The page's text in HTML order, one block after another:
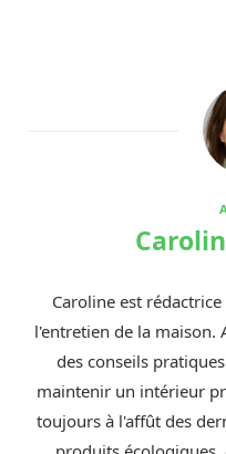
Caroline est
l'entretien de la maison.
des conseils
maintenir un intérieur
toujours à l'affût des